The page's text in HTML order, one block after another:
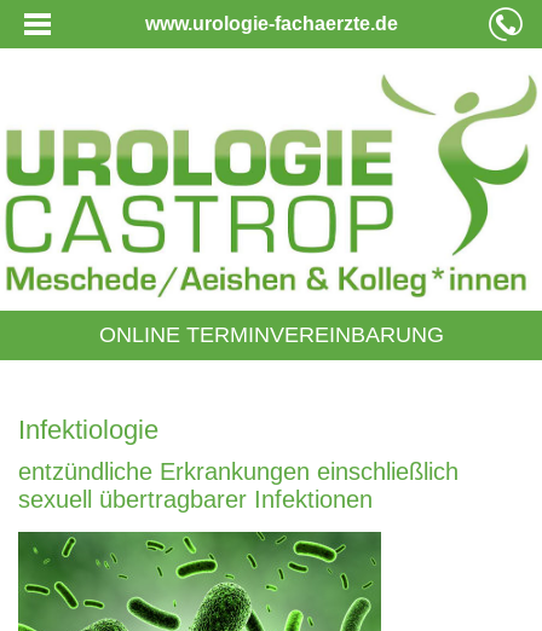
www.urologie-fachaerzte.de
ONLINE TERMINVEREINBARUNG
Infektiologie
entzündliche Erkrankungen einschließlich
sexuell übertragbarer Infektionen